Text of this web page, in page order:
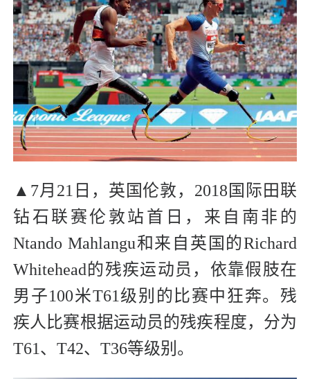
▲7月21日，英国伦敦，2018国际田联
钻石联赛伦敦站首日，来自南非的
Ntando Mahlangu和来自英国的Richard
Whitehead的残疾运动员，依靠假肢在
男子100米T61级别的比赛中狂奔。残
疾人比赛根据运动员的残疾程度，分为
T61、T42、T36等级别。